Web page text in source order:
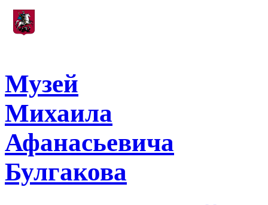
Музей
Михаила
Афанасьевича
Булгакова